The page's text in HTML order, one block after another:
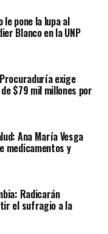
le pone la lupa al
Blanco en la UNP
exige
$79 mil millones por
Ana María Vesga
medicamentos y
Radicarán
el sufragio a la